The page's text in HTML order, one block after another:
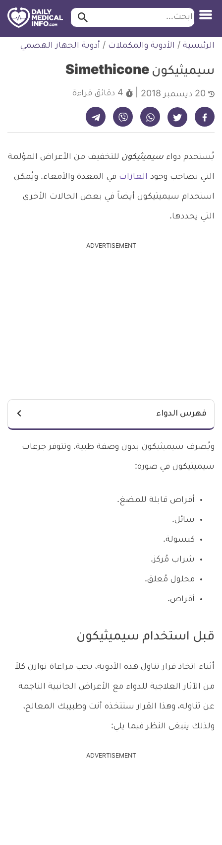
التخطي
للمحتوى
طبية
ابحث ابحث…
الرئيسية / الأدوية والمكملات / أدوية الجهاز الهضمي
سيميثيكون Simethicone
4 دقائق قراءة
شارك على فيسبوك - ديلي ميديكال انفو شارك على تويتر - ديلي ميديكال انفو شارك على واتساب - ديلي ميديكال انفو شارك على فايبر - ديلي ميديكال انفو شارك على تيليجرام - ديلي ميديكال انفو
يُستخدم دواء سيميثيكون للتخفيف من الأعراض المؤلمة
التي تصاحب وجود الغازات في المعدة والأمعاء. ويُمكن
استخدام سيميثيكون أيضاً في بعض الحالات الأخرى
التي يحددها.
ADVERTISEMENT
فهرس الدواء
ويُصرف سيميثيكون بدون وصفة طبية. وتتوفر جرعات
سيميثيكون في صورة:
أقراص قابلة للمضغ.
سائل.
كبسولة.
شراب مُركز.
محلول مُعلق.
أقراص.
قبل استخدام سيميثيكون
أثناء اتخاذ قرار تناول هذه الأدوية، يجب مراعاة توازن كلاً
من الآثار العلاجية للدواء مع الأعراض الجانبية الناجمة
عن تناوله، وهذا القرار ستتخذه أنت وطبيبك المعالج،
ولذلك ينبغى النظر فيما يلي:
ADVERTISEMENT